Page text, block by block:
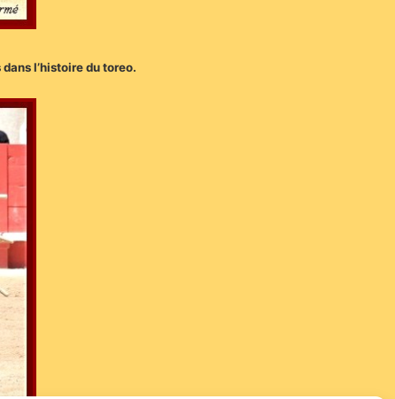
l’histoire du toreo.